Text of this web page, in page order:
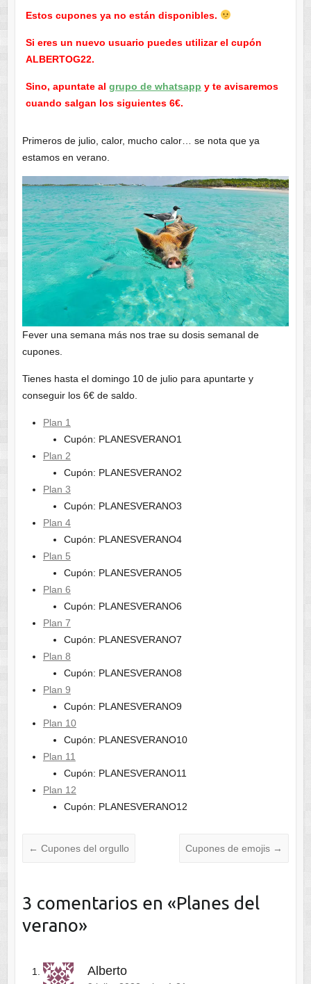
Estos cupones ya no están disponibles.
Si eres un nuevo usuario puedes utilizar el cupón
ALBERTOG22.
Sino, apuntate al grupo de whatsapp y te avisaremos
cuando salgan los siguientes 6€.
Primeros de julio, calor, mucho calor… se nota que ya
estamos en verano.
Fever una semana más nos trae su dosis semanal de
cupones.
Tienes hasta el domingo 10 de julio para apuntarte y
conseguir los 6€ de saldo.
Plan 1
Cupón: PLANESVERANO1
Plan 2
Cupón: PLANESVERANO2
Plan 3
Cupón: PLANESVERANO3
Plan 4
Cupón: PLANESVERANO4
Plan 5
Cupón: PLANESVERANO5
Plan 6
Cupón: PLANESVERANO6
Plan 7
Cupón: PLANESVERANO7
Plan 8
Cupón: PLANESVERANO8
Plan 9
Cupón: PLANESVERANO9
Plan 10
Cupón: PLANESVERANO10
Plan 11
Cupón: PLANESVERANO11
Plan 12
Cupón: PLANESVERANO12
← Cupones del orgullo Cupones de emojis →
3 comentarios en «Planes del
verano»
Alberto